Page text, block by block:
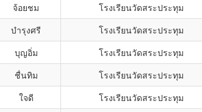
จ้อยชม โรงเรียนวัดสระประทุม
บำรุงศรี โรงเรียนวัดสระประทุม
บุญอิ่ม โรงเรียนวัดสระประทุม
ชื่นทิม โรงเรียนวัดสระประทุม
ใจดี โรงเรียนวัดสระประทุม